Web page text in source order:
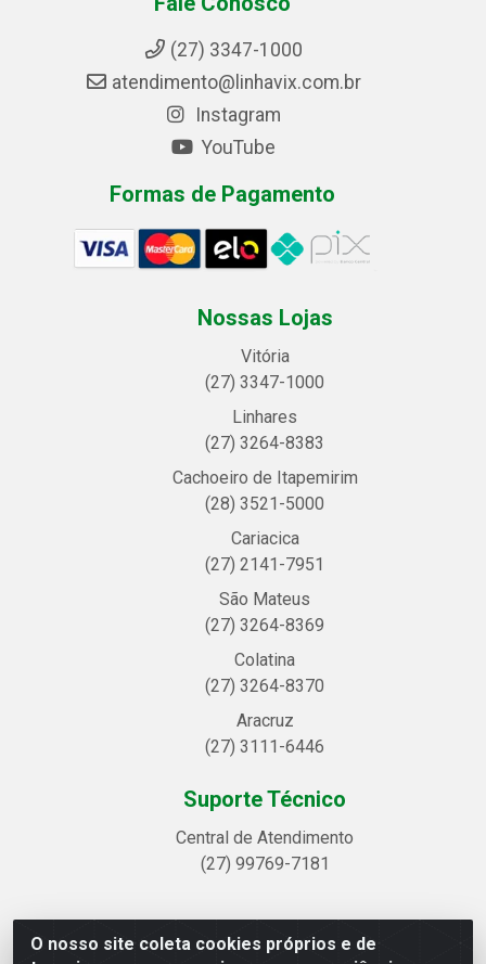
O nosso site coleta cookies próprios e de
(27) 3347-1000
atendimento@linhavix.com.br
Instagram
YouTube
Formas de Pagamento
Nossas Lojas
Vitória
(27) 3347-1000
Linhares
(27) 3264-8383
Cachoeiro de Itapemirim
(28) 3521-5000
Cariacica
(27) 2141-7951
São Mateus
(27) 3264-8369
Colatina
(27) 3264-8370
Aracruz
(27) 3111-6446
Suporte Técnico
Central de Atendimento
(27) 99769-7181
Linhavix Distribuidora LTDA - Avenida Alegre, 2521 -